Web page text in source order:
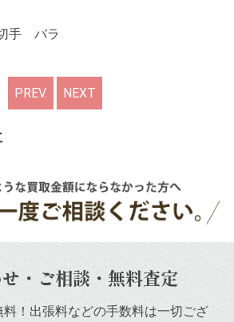
手 バラ
PREV. NEXT
・ご相談・無料査定
料！出張料などの手数料は一切ござ